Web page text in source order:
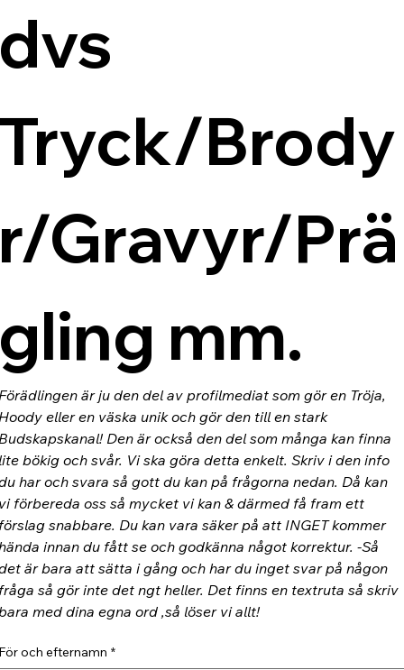
Brody
Gravyr/Prä
mm.
är ju den del av profilmediat som gör en Tröja,
eller en väska unik och gör den till en stark
Den är också den del som många kan finna
bökig och svår. Vi ska göra detta enkelt. Skriv i den info
har och svara så gott du kan på frågorna nedan. Då kan
förbereda oss så mycket vi kan & därmed få fram ett
snabbare. Du kan vara säker på att INGET kommer
innan du fått se och godkänna något korrektur. -Så
är bara att sätta i gång och har du inget svar på någon
så gör inte det ngt heller. Det finns en textruta så skriv
med dina egna ord ,så löser vi allt!
och efternamn *